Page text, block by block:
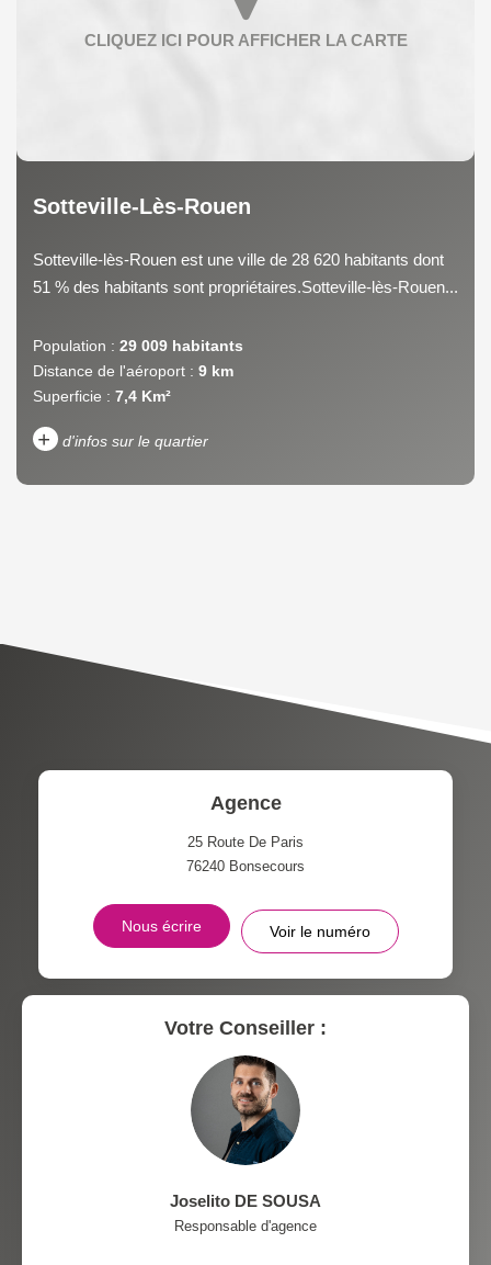
Sotteville-Lès-Rouen
Sotteville-lès-Rouen est une ville de 28 620 habitants dont
51 % des habitants sont propriétaires.Sotteville-lès-Rouen...
Population : 29 009 habitants
Distance de l'aéroport : 9 km
Superficie : 7,4 Km²
+ d'infos sur le quartier
TAUX DE PROPRIÉTAIRES
PART DES MÉNAGES SANS
DISTANCE DE L'AÉROPORT :
Agence
25 Route De Paris
76240 Bonsecours
Nous écrire Voir le numéro
Votre Conseiller :
Joselito DE SOUSA
Responsable d'agence